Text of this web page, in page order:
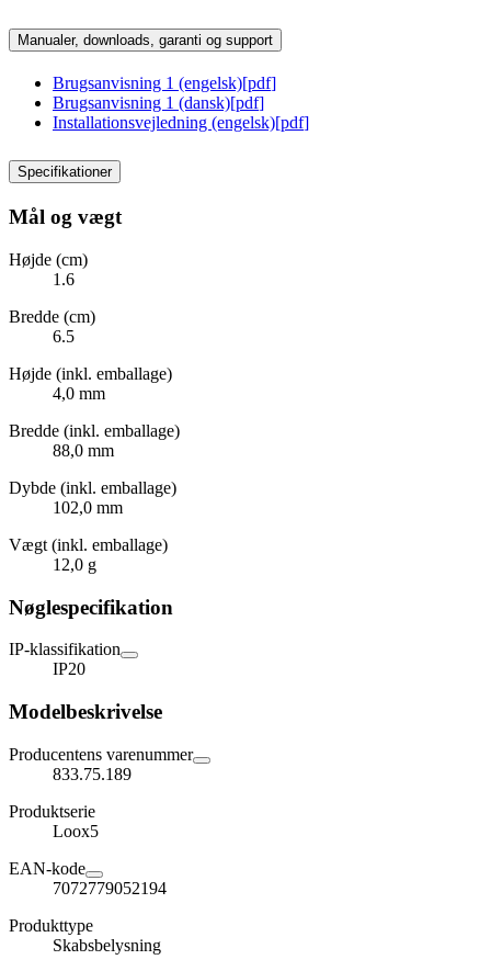
Manualer, downloads, garanti og support
Brugsanvisning 1 (engelsk)[pdf]
Brugsanvisning 1 (dansk)[pdf]
Installationsvejledning (engelsk)[pdf]
Specifikationer
Mål og vægt
Højde (cm)
1.6
Bredde (cm)
6.5
Højde (inkl. emballage)
4,0 mm
Bredde (inkl. emballage)
88,0 mm
Dybde (inkl. emballage)
102,0 mm
Vægt (inkl. emballage)
12,0 g
Nøglespecifikation
IP-klassifikation
IP20
Modelbeskrivelse
Producentens varenummer
833.75.189
Produktserie
Loox5
EAN-kode
7072779052194
Produkttype
Skabsbelysning